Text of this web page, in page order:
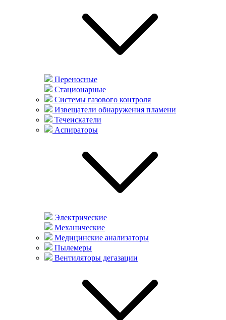
Переносные
Стационарные
Системы газового контроля
Извещатели обнаружения пламени
Течеискатели
Аспираторы
Электрические
Механические
Медицинские анализаторы
Пылемеры
Вентиляторы дегазации